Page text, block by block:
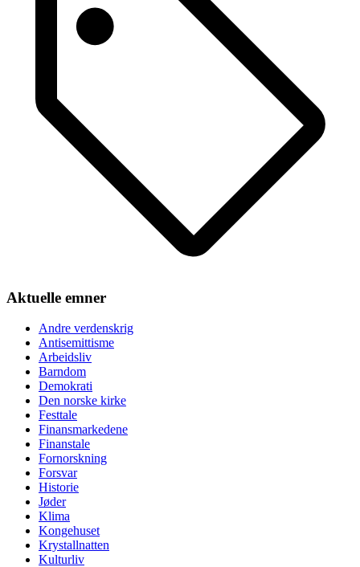
Aktuelle emner
Andre verdenskrig
Antisemittisme
Arbeidsliv
Barndom
Demokrati
Den norske kirke
Festtale
Finansmarkedene
Finanstale
Fornorskning
Forsvar
Historie
Jøder
Klima
Kongehuset
Krystallnatten
Kulturliv